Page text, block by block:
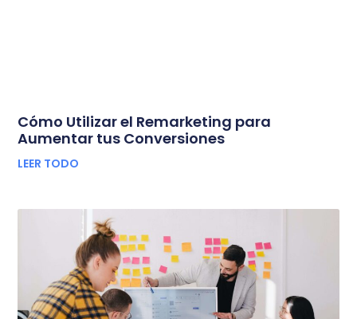
Cómo Utilizar el Remarketing para
Aumentar tus Conversiones
LEER TODO